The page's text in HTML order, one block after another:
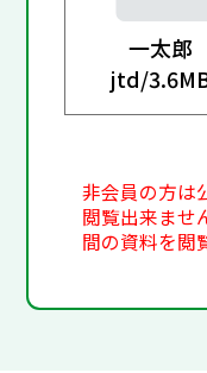
一太郎
jtd/
非会員の方は
閲覧出来ませ
間の資料を閲